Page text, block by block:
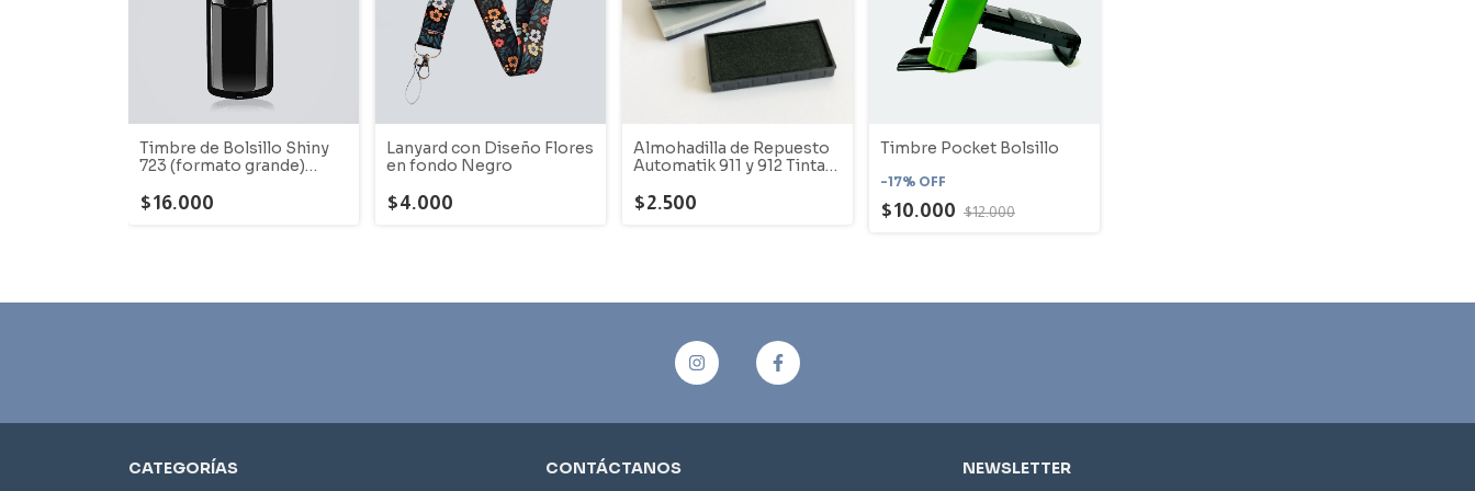
Timbre de Bolsillo Shiny
723 (formato grande)
$16.000
Lanyard con Diseño Flores
en fondo Negro
$4.000
Almohadilla de Repuesto
Automatik 911 y 912 Tinta
$2.500
Timbre Pocket Bolsillo
-17% OFF
$10.000 $12.000
CATEGORÍAS CONTÁCTANOS NEWSLETTER